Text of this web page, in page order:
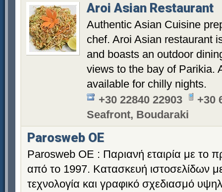
Aroi Asian Restaurant
Authentic Asian Cuisine
chef. Aroi Asian restaurant
and boasts an outdoor
views to the bay of Parikia.
available for chilly nights.
+30 22840 22903
+30
Seafront, Boudaraki
Parosweb OE
Parosweb OE : Παριανή εταιρία με το
από το 1997. Κατασκευή ιστοσελίδων
τεχνολογία και γραφικό σχεδιασμό